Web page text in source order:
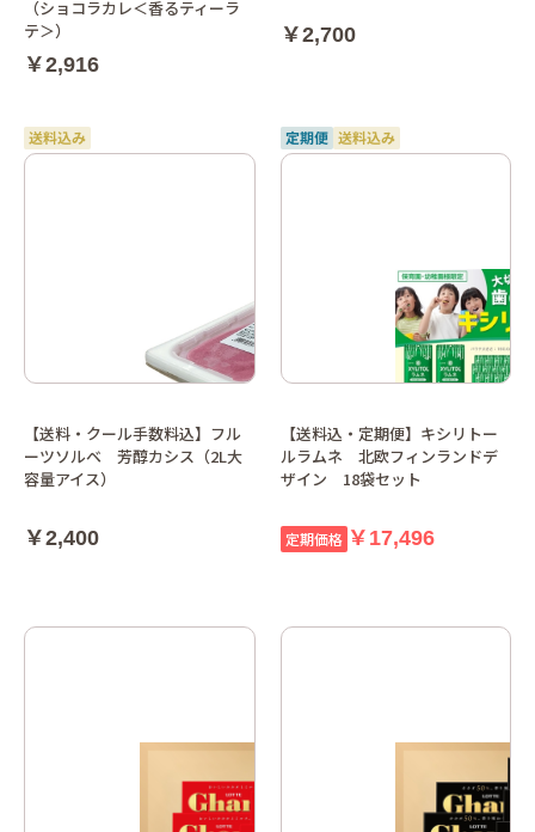
（ショコラカレ＜香るティーラ
テ＞）
￥2,916
￥2,700
【送料・クール手数料込】フル
ーツソルベ 芳醇カシス（2L大
容量アイス）
￥2,400
【送料込・定期便】キシリトー
ルラムネ 北欧フィンランドデ
ザイン 18袋セット
定期価格 ￥17,496